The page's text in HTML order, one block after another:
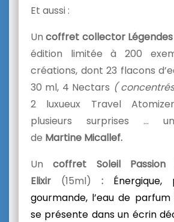
Et aussi :
Uncoffret collector
édition limitée à 200
créations, dont 23 flacons
30 ml, 4 Nectars (
2 luxueux Travel
plusieurs surprises …
de Martine Micallef.
Uncoffret Soleil Passion
Elixir (15ml) :
gourmande, l’eau de parfum
se présente dans un écrin